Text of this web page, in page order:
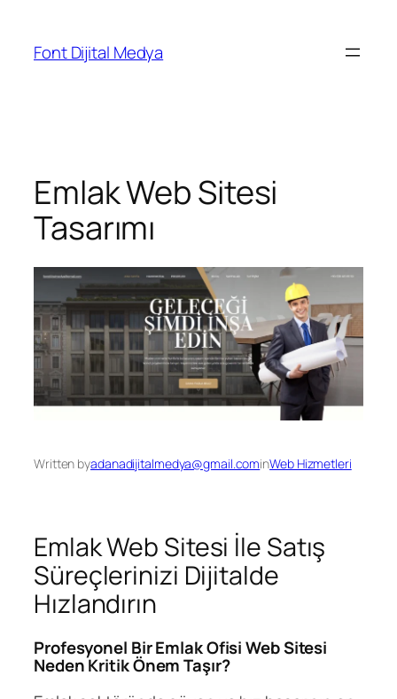
Font Dijital Medya
Emlak Web Sitesi
Tasarımı
Written byadanadijitalmedya@gmail.cominWeb Hizmetleri
Emlak Web Sitesi İle Satış
Süreçlerinizi Dijitalde
Hızlandırın
Profesyonel Bir Emlak Ofisi Web Sitesi
Neden Kritik Önem Taşır?